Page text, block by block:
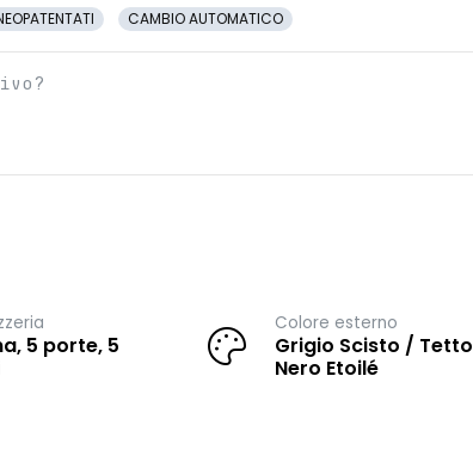
CAMBIO AUTOMATICO
5 porte, 5
Colore esterno
Grigio Scisto / Tetto
Nero Etoilé